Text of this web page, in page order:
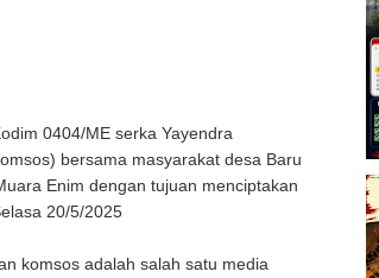
0404/ME serka Yayendra
bersama masyarakat desa Baru
Enim dengan tujuan menciptakan
20/5/2025
komsos adalah salah satu media